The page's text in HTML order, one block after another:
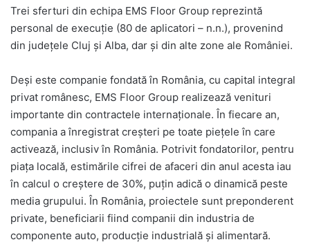
Trei sferturi din echipa EMS Floor Group reprezintă
personal de execuție (80 de aplicatori – n.n.), provenind
din județele Cluj și Alba, dar și din alte zone ale României.
Deși este companie fondată în România, cu capital integral
privat românesc, EMS Floor Group realizează venituri
importante din contractele internaționale. În fiecare an,
compania a înregistrat creșteri pe toate piețele în care
activează, inclusiv în România. Potrivit fondatorilor, pentru
piața locală, estimările cifrei de afaceri din anul acesta iau
în calcul o creștere de 30%, puțin adică o dinamică peste
media grupului. În România, proiectele sunt preponderent
private, beneficiarii fiind companii din industria de
componente auto, producție industrială și alimentară.